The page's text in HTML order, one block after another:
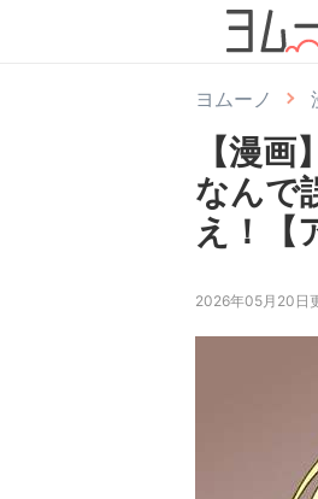
ヨムーノ
【漫
なんで
え！【
2026年05月20日